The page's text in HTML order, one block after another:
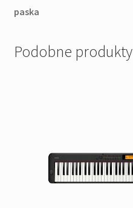
paska
Podobne produkty